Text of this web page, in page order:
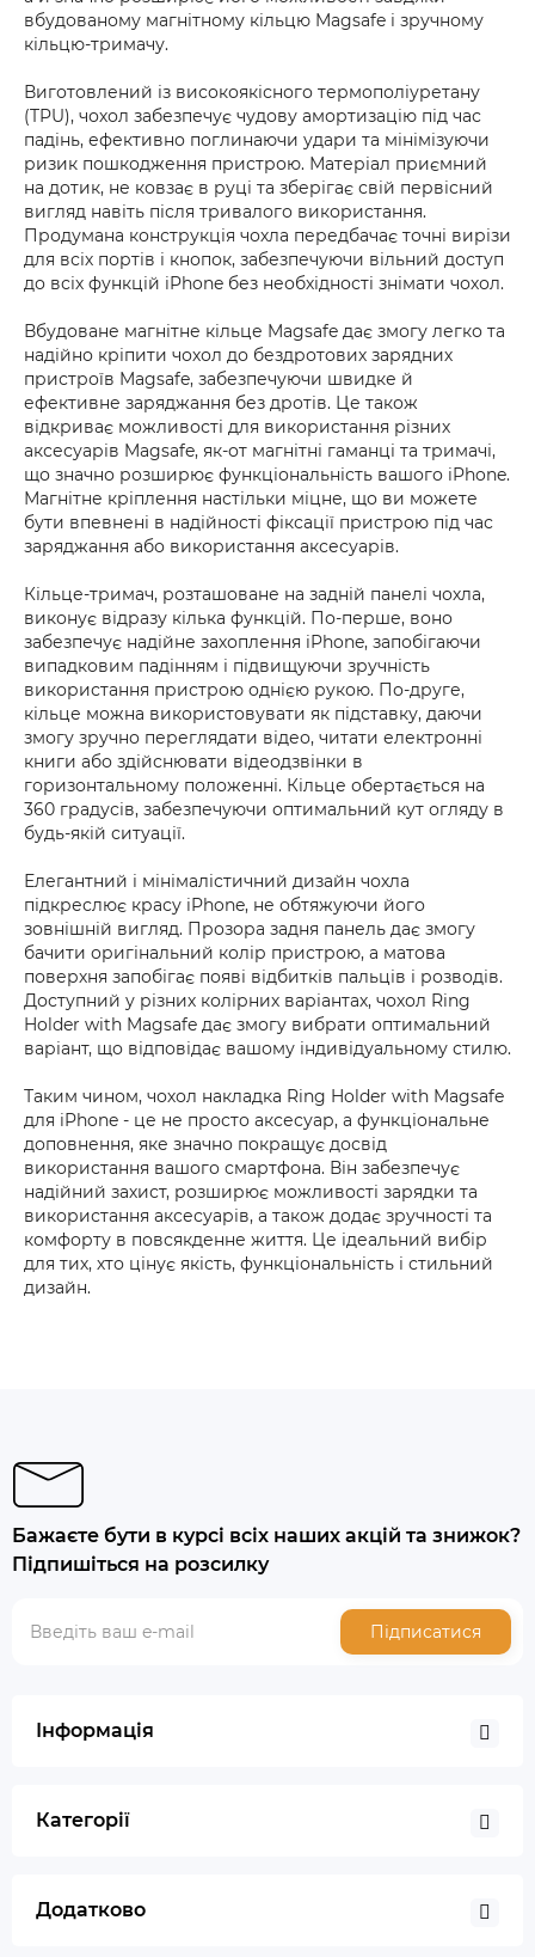
вбудованому магнітному кільцю Magsafe і зручному
кільцю-тримачу.
Виготовлений із високоякісного термополіуретану
(TPU), чохол забезпечує чудову амортизацію під час
падінь, ефективно поглинаючи удари та мінімізуючи
ризик пошкодження пристрою. Матеріал приємний
на дотик, не ковзає в руці та зберігає свій первісний
вигляд навіть після тривалого використання.
Продумана конструкція чохла передбачає точні вирізи
для всіх портів і кнопок, забезпечуючи вільний доступ
до всіх функцій iPhone без необхідності знімати чохол.
Вбудоване магнітне кільце Magsafe дає змогу легко та
надійно кріпити чохол до бездротових зарядних
пристроїв Magsafe, забезпечуючи швидке й
ефективне заряджання без дротів. Це також
відкриває можливості для використання різних
аксесуарів Magsafe, як-от магнітні гаманці та тримачі,
що значно розширює функціональність вашого iPhone.
Магнітне кріплення настільки міцне, що ви можете
бути впевнені в надійності фіксації пристрою під час
заряджання або використання аксесуарів.
Кільце-тримач, розташоване на задній панелі чохла,
виконує відразу кілька функцій. По-перше, воно
забезпечує надійне захоплення iPhone, запобігаючи
випадковим падінням і підвищуючи зручність
використання пристрою однією рукою. По-друге,
кільце можна використовувати як підставку, даючи
змогу зручно переглядати відео, читати електронні
книги або здійснювати відеодзвінки в
горизонтальному положенні. Кільце обертається на
360 градусів, забезпечуючи оптимальний кут огляду в
будь-якій ситуації.
Елегантний і мінімалістичний дизайн чохла
підкреслює красу iPhone, не обтяжуючи його
зовнішній вигляд. Прозора задня панель дає змогу
бачити оригінальний колір пристрою, а матова
поверхня запобігає появі відбитків пальців і розводів.
Доступний у різних колірних варіантах, чохол Ring
Holder with Magsafe дає змогу вибрати оптимальний
варіант, що відповідає вашому індивідуальному стилю.
Таким чином, чохол накладка Ring Holder with Magsafe
для iPhone - це не просто аксесуар, а функціональне
доповнення, яке значно покращує досвід
використання вашого смартфона. Він забезпечує
надійний захист, розширює можливості зарядки та
використання аксесуарів, а також додає зручності та
комфорту в повсякденне життя. Це ідеальний вибір
для тих, хто цінує якість, функціональність і стильний
дизайн.
Бажаєте бути в курсі всіх наших акцій та знижок?
Підпишіться на розсилку
Підписатися
Інформація
Категорії
Додатково